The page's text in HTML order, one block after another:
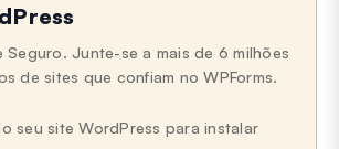
Seguro. Junte-se a mais de 6 milhões
de sites que confiam no WPForms.
seu site WordPress para instalar